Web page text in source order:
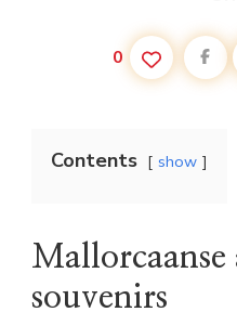
0
Contents show
Mallorcaanse
souvenirs